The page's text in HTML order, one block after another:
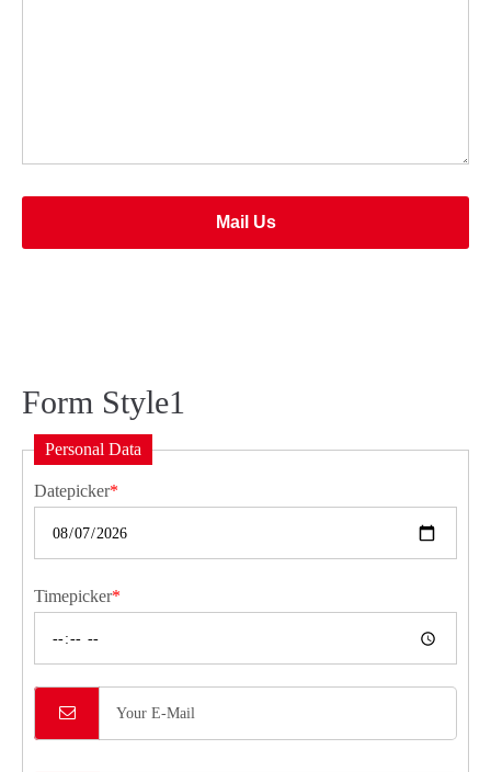
Aenean commodo ligula eget dolor. Aenean massa. Cum
Mail Us
Form Style1
Personal Data
Datepicker*
Timepicker*